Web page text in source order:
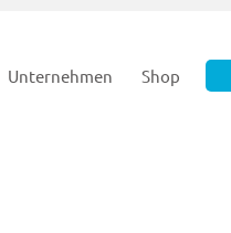
Unternehmen Shop